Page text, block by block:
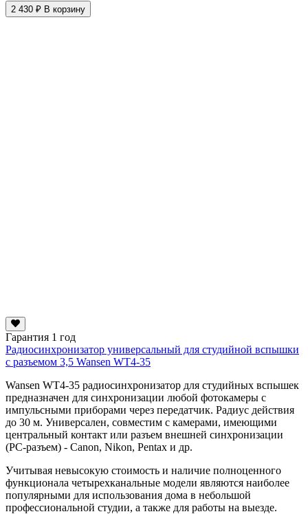
2 430 ₽ В корзину
Гарантия 1 год
Радиосинхронизатор универсальный для студийной вспышки
с разъемом 3,5 Wansen WT4-35
Wansen WT4-35 радиосинхронизатор для студийных вспышек
предназначен для синхронизации любой фотокамеры с
импульсными приборами через передатчик. Радиус действия
до 30 м. Универсален, совместим с камерами, имеющими
центральный контакт или разъем внешней синхронизации
(PC-разъем) - Canon, Nikon, Pentax и др.
Учитывая невысокую стоимость и наличие полноценного
функционала четырехканальные модели являются наиболее
популярными для использования дома в небольшой
профессиональной студии, а также для работы на выезде.